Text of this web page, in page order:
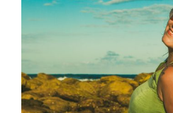
QUAIS SÃO OS